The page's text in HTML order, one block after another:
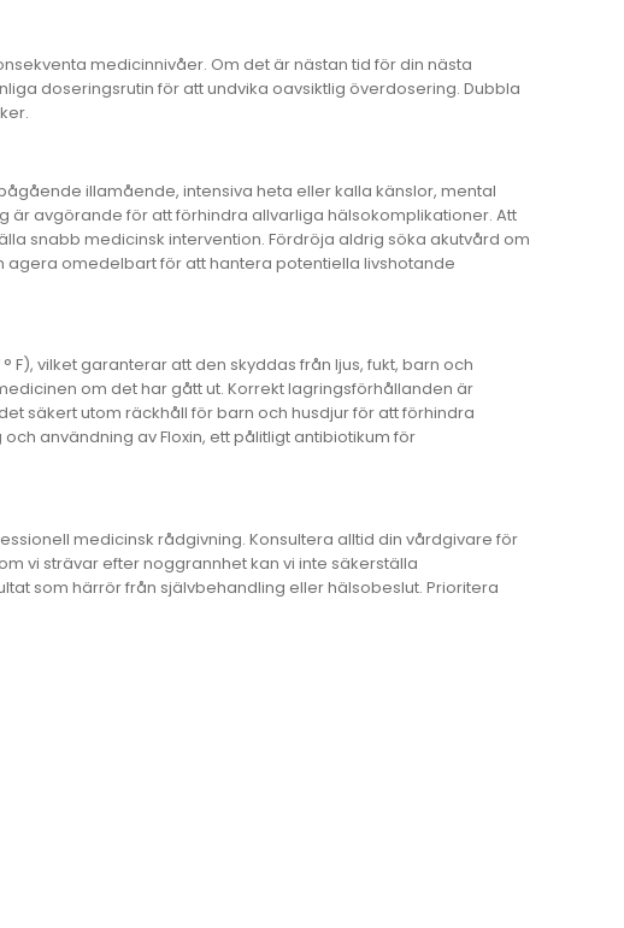
medicinnivåer. Om det är nästan tid för din nästa
doseringsrutin för att undvika oavsiktlig överdosering. Dubbla
illamående, intensiva heta eller kalla känslor, mental
avgörande för att förhindra allvarliga hälsokomplikationer. Att
snabb medicinsk intervention. Fördröja aldrig söka akutvård om
agera omedelbart för att hantera potentiella livshotande
F), vilket garanterar att den skyddas från ljus, fukt, barn och
om det har gått ut. Korrekt lagringsförhållanden är
säkert utom räckhåll för barn och husdjur för att förhindra
användning av Floxin, ett pålitligt antibiotikum för
medicinsk rådgivning. Konsultera alltid din vårdgivare för
vi strävar efter noggrannhet kan vi inte säkerställa
som härrör från självbehandling eller hälsobeslut. Prioritera